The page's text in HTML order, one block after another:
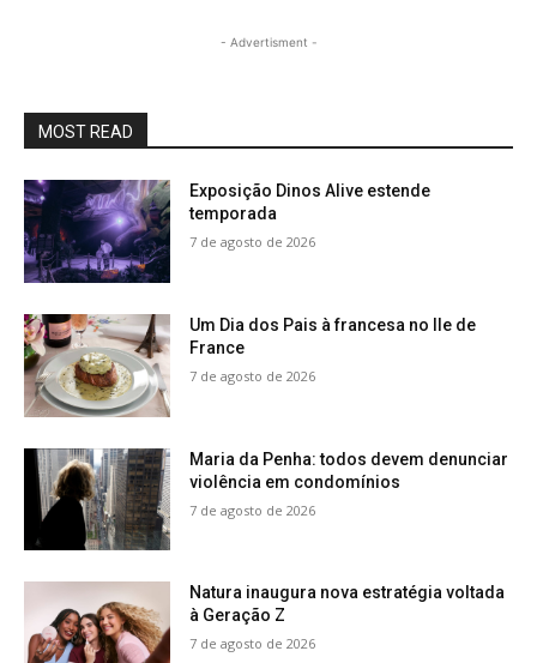
- Advertisment -
MOST READ
Exposição Dinos Alive estende
temporada
7 de agosto de 2026
Um Dia dos Pais à francesa no Ile de
France
7 de agosto de 2026
Maria da Penha: todos devem denunciar
violência em condomínios
7 de agosto de 2026
Natura inaugura nova estratégia voltada
à Geração Z
7 de agosto de 2026